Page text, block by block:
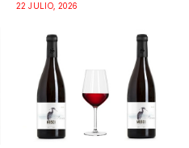
22 JULIO, 2026